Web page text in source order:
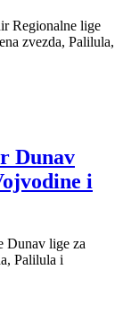
Regionalne lige
zvezda, Palilula,
Dunav
i
Dunav lige za
Palilula i